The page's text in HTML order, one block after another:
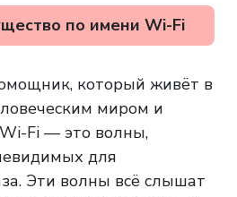
по имени Wi-Fi
который живёт в
миром и
Fi — это волны,
для
Эти волны всё слышат